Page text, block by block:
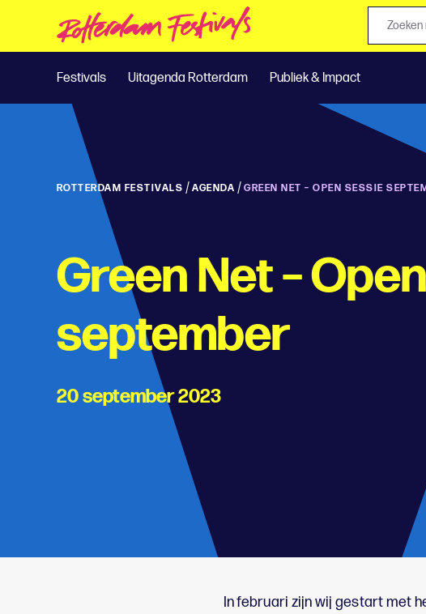
Festivals Uitagenda Rotterdam Publiek & Impact
ROTTERDAM FESTIVALS / AGENDA / GREEN NET – OPEN SESSIE
Green Net –
september
20 september 2023
In februari zijn wij gestart met